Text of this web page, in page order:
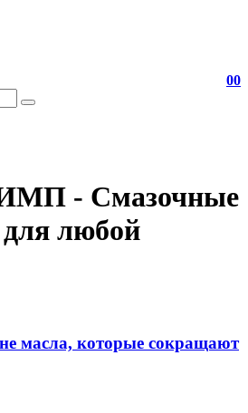
00
- Смазочные
любой
масла, которые сокращают